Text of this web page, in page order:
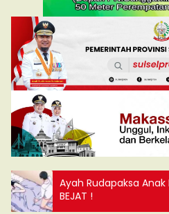
Ayah Rudapaksa
BEJAT !